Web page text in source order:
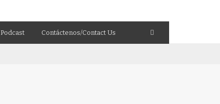
Podcast Contáctenos/Contact Us